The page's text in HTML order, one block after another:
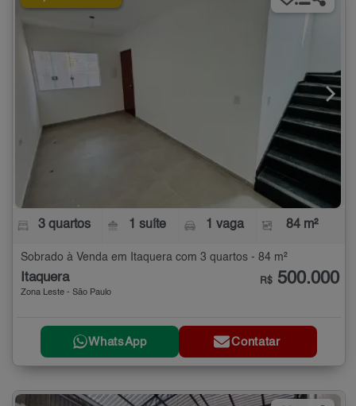
3 quartos 1 suíte 1 vaga 84 m²
Sobrado à Venda em Itaquera com 3 quartos - 84 m²
Itaquera
Zona Leste - São Paulo
R$ 500.000
WhatsApp Contatar